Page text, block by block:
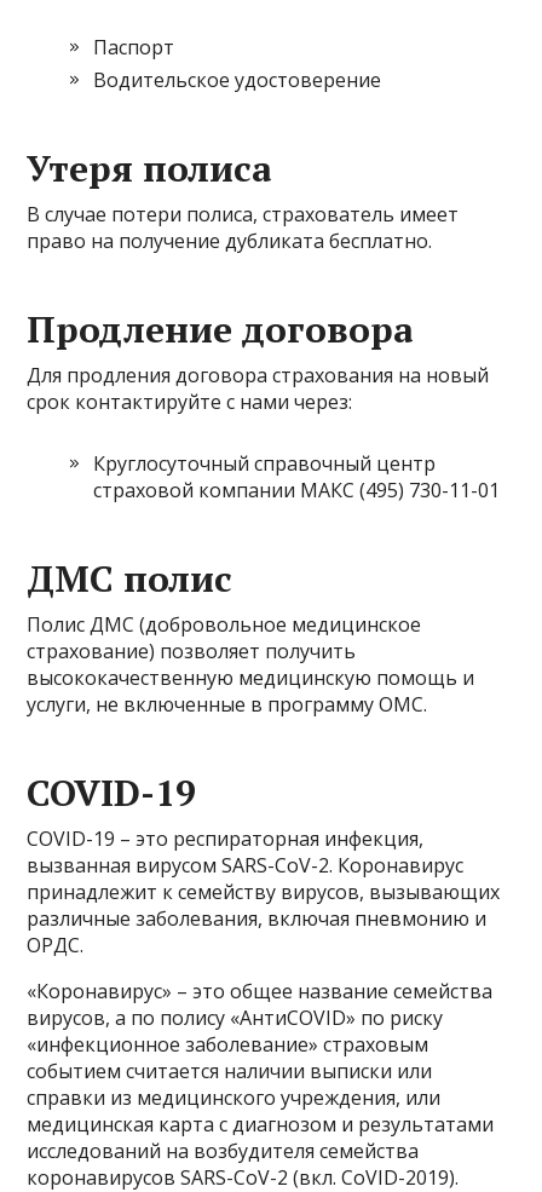
Паспорт
Водительское удостоверение
Утеря полиса
В случае потери полиса, страхователь имеет
право на получение дубликата бесплатно.
Продление договора
Для продления договора страхования на новый
срок контактируйте с нами через:
Круглосуточный справочный центр
страховой компании МАКС (495) 730-11-01
ДМС полис
Полис ДМС (добровольное медицинское
страхование) позволяет получить
высококачественную медицинскую помощь и
услуги, не включенные в программу ОМС.
COVID-19
COVID-19 – это респираторная инфекция,
вызванная вирусом SARS-CoV-2. Коронавирус
принадлежит к семейству вирусов, вызывающих
различные заболевания, включая пневмонию и
ОРДС.
«Коронавирус» – это общее название семейства
вирусов, а по полису «АнтиCOVID» по риску
«инфекционное заболевание» страховым
событием считается наличии выписки или
справки из медицинского учреждения, или
медицинская карта с диагнозом и результатами
исследований на возбудителя семейства
коронавирусов SARS-CoV-2 (вкл. CoVID-2019).